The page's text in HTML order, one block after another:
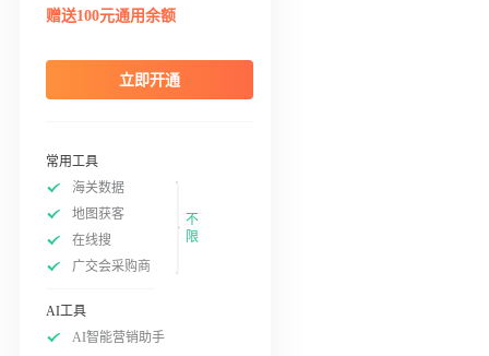
赠送100元通用余额
立即开通
常用工具
海关数据
地图获客
在线搜
广交会采购商
不
限
AI工具
AI智能营销助手